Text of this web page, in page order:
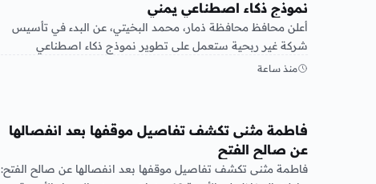
نموذج ذكاء اصطناعي يمني
أعلن محافظ محافظة ذمار، محمد البخيتي، عن البدء في تأسيس
شركة غير ربحية ستعمل على تطوير نموذج ذكاء اصطناعي
خاص…
منذ ساعة
فاطمة مثنى تكشف تفاصيل موقفها بعد انفصالها
عن صالح الفتح
فاطمة مثنى تكشف تفاصيل موقفها بعد انفصالها عن صالح الفتح: